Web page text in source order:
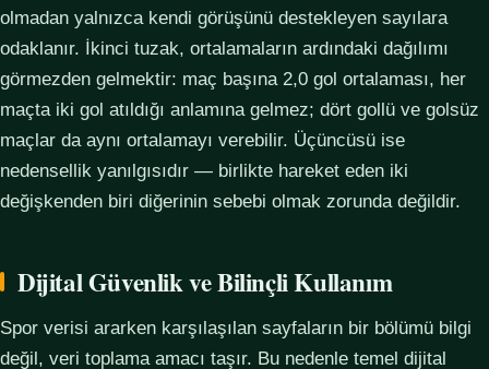
olmadan yalnızca kendi görüşünü destekleyen sayılara
odaklanır. İkinci tuzak, ortalamaların ardındaki dağılımı
görmezden gelmektir: maç başına 2,0 gol ortalaması, her
maçta iki gol atıldığı anlamına gelmez; dört gollü ve golsüz
maçlar da aynı ortalamayı verebilir. Üçüncüsü ise
nedensellik yanılgısıdır — birlikte hareket eden iki
değişkenden biri diğerinin sebebi olmak zorunda değildir.
Dijital Güvenlik ve Bilinçli Kullanım
Spor verisi ararken karşılaşılan sayfaların bir bölümü bilgi
değil, veri toplama amacı taşır. Bu nedenle temel dijital